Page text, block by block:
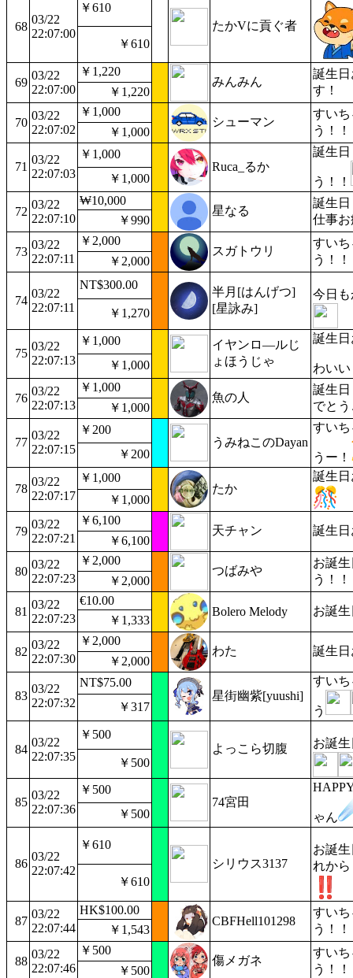
68
03/22
22:07:00
￥610
たかVに貢ぐ者
￥610
69
03/22
22:07:00
￥1,220
みんみん
誕生
す！
￥1,220
70
03/22
22:07:02
￥1,000
シューマン
すい
う！
￥1,000
71
03/22
22:07:03
￥1,000
Ruca_るか
誕生
う！！
￥1,000
72
03/22
22:07:10
₩10,000
星なる
誕生
仕事
￥990
73
03/22
22:07:11
￥2,000
スガトウリ
すい
う！！
￥2,000
74
03/22
22:07:11
NT$300.00
半月[はんげつ]
[星詠み]
今日
￥1,270
75
03/22
22:07:13
￥1,000
イヤンロ―ルじ
ょほうじゃ
誕生
わい
￥1,000
76
03/22
22:07:13
￥1,000
魚の人
誕生
でと
￥1,000
77
03/22
22:07:15
￥200
うみねこのDayan
すい
うー！
￥200
78
03/22
22:07:17
￥1,000
たか
誕生
￥1,000
79
03/22
22:07:21
￥6,100
天チャン 誕生
￥6,100
80
03/22
22:07:23
￥2,000
つばみや
お誕
う！！
￥2,000
81
03/22
22:07:23
€10.00
Bolero Melody
お誕
￥1,333
82
03/22
22:07:30
￥2,000
わた 誕生
￥2,000
83
03/22
22:07:32
NT$75.00
星街幽紫[yuushi]
すい
う
￥317
84
03/22
22:07:35
￥500
よっこら切腹
お誕
￥500
85
03/22
22:07:36
￥500
74宮田
ゃん
￥500
86
03/22
22:07:42
￥610
シリウス3137
お誕
れか
￥610
87
03/22
22:07:44
HK$100.00
CBFHell101298
すい
う！！
￥1,543
88
03/22
22:07:46
￥500
傷メガネ
すい
う！！
￥500